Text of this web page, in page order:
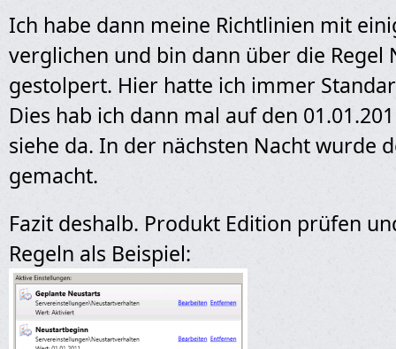
Ich habe dann meine Richtlinien mit
verglichen und bin dann über die Regel
gestolpert. Hier hatte ich immer
Dies hab ich dann mal auf den
siehe da. In der nächsten Nacht wurde
gemacht.
Fazit deshalb. Produkt Edition prüfen
Regeln als Beispiel: